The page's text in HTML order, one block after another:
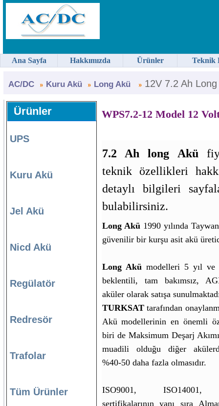
AC/DC Kuru Akü Long Akü 12V 7.2 Ah Long
Ürünler
UPS
Kuru Akü
Jel Akü
Nicd Akü
Regülatör
Redresör
Trafolar
Tüm Ürünler
WPS7.2-12 Model 12
7.2 Ah long Akü
teknik özellikleri
detaylı bilgileri
bulabilirsiniz.
Long Akü1990 yılında
güvenilir bir kurşu asit akü
Long Akümodelleri 5 yıl ve
beklentili, tam bakımsız,
aküler olarak satışa
TURKSATtarafından
Akü modellerinin en önemli
biri de Maksimum Deşarj
muadili olduğu diğer
%40-50 daha fazla olmasıdır.
ISO9001, ISO14001,
sertifikalarının yanı sıra
Ana Sayfa Hakkımızda Ürünler Teknik